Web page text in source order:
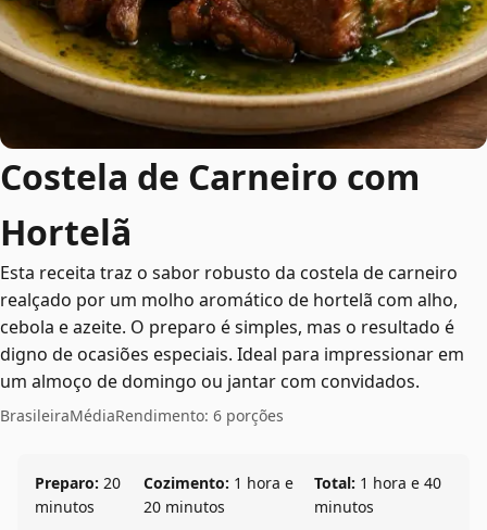
Costela de Carneiro com
Hortelã
Esta receita traz o sabor robusto da costela de carneiro
realçado por um molho aromático de hortelã com alho,
cebola e azeite. O preparo é simples, mas o resultado é
digno de ocasiões especiais. Ideal para impressionar em
um almoço de domingo ou jantar com convidados.
BrasileiraMédiaRendimento: 6 porções
Preparo: 20
minutos
Cozimento: 1 hora e
20 minutos
Total: 1 hora e 40
minutos